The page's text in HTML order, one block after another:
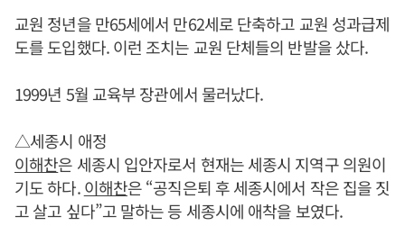
교원 정년을 만65세에서 만62세로 단축하고 교원 성과급제
도를 도입했다. 이런 조치는 교원 단체들의 반발을 샀다.
1999년 5월 교육부 장관에서 물러났다.
△세종시 애정
이해찬은 세종시 입안자로서 현재는 세종시 지역구 의원이
기도 하다.이해찬은 “공직은퇴 후 세종시에서 작은 집을 짓
고 살고 싶다”고 말하는 등 세종시에 애착을 보였다.